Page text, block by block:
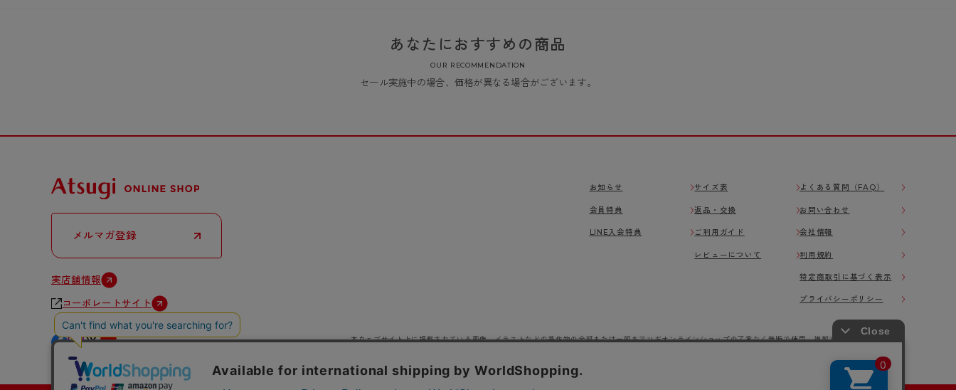
あなたにおすすめの商品
OUR RECOMMENDATION
セール実施中の場合、価格が異なる場合がございます。
メルマガ登録
実店舗情報
コーポレートサイト
お知らせ
会員特典
LINE入会特典
サイズ表
返品・交換
ご利用ガイド
レビューについて
よくある質問（FAQ）
お問い合わせ
会社情報
利用規約
特定商取引に基づく表示
プライバシーポリシー
本ウェブサイト上に掲載されている画像、イラストなどの著作物の全部または一部をアツギオンラインショップの了承なく無断で使用、複製することを禁じます。